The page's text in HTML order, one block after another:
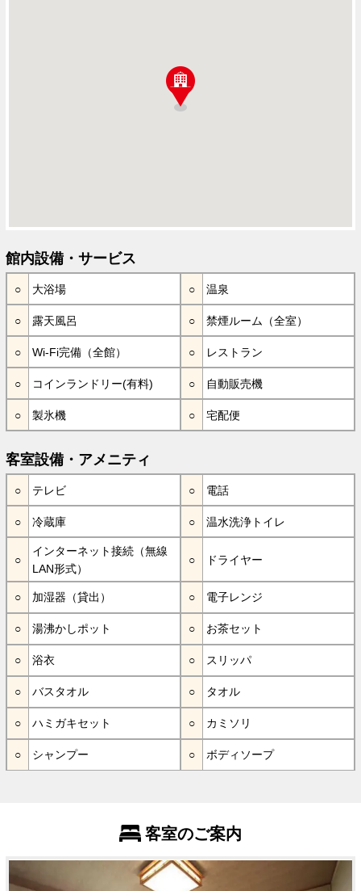
館内設備・サービス
大浴場 温泉
露天風呂 禁煙ルーム（全室）
Wi-Fi完備（全館） レストラン
コインランドリー(有料) 自動販売機
製氷機 宅配便
客室設備・アメニティ
テレビ 電話
冷蔵庫 温水洗浄トイレ
インターネット接続（無線
LAN形式）
ドライヤー
加湿器（貸出） 電子レンジ
湯沸かしポット お茶セット
浴衣 スリッパ
バスタオル タオル
ハミガキセット カミソリ
シャンプー ボディソープ
客室のご案内